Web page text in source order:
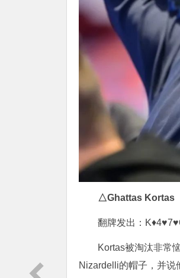
△Ghattas Kortas
翻牌发出：
Kortas被淘汰非常
Nizardelli的帽子，并说